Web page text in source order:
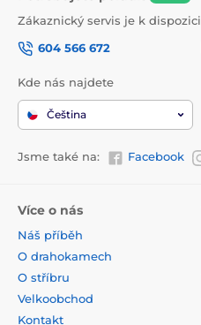
Zákaznický servis je k dispozici
604 566 672
Kde nás najdete
Čeština
Jsme také na: Facebook
Více o nás
Náš příběh
O drahokamech
O stříbru
Velkoobchod
Kontakt